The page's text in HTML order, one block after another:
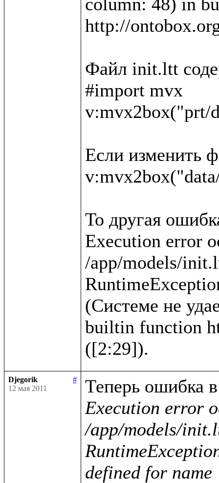
http://
Файл init.ltt
#import mvx
v:mvx2box("prt/
Если изменить
То другая
Execution error
/app/models/
(Системе не
builtin function
Djegorik
#
12 мая 2011
Execution error
/app/models/
defined for